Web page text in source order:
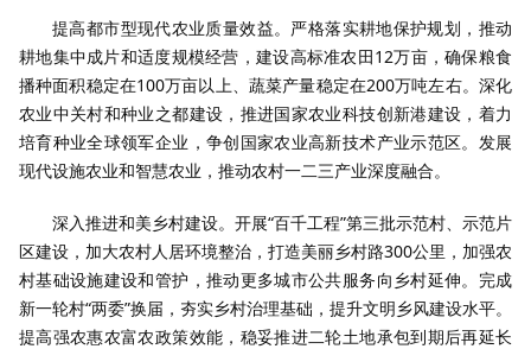
提高都市型现代农业质量效益。严格落实耕地保护规划，推动
耕地集中成片和适度规模经营，建设高标准农田12万亩，确保粮食
播种面积稳定在100万亩以上、蔬菜产量稳定在200万吨左右。深化
农业中关村和种业之都建设，推进国家农业科技创新港建设，着力
培育种业全球领军企业，争创国家农业高新技术产业示范区。发展
现代设施农业和智慧农业，推动农村一二三产业深度融合。
深入推进和美乡村建设。开展“百千工程”第三批示范村、示范片
区建设，加大农村人居环境整治，打造美丽乡村路300公里，加强农
村基础设施建设和管护，推动更多城市公共服务向乡村延伸。完成
新一轮村“两委”换届，夯实乡村治理基础，提升文明乡风建设水平。
提高强农惠农富农政策效能，稳妥推进二轮土地承包到期后再延长